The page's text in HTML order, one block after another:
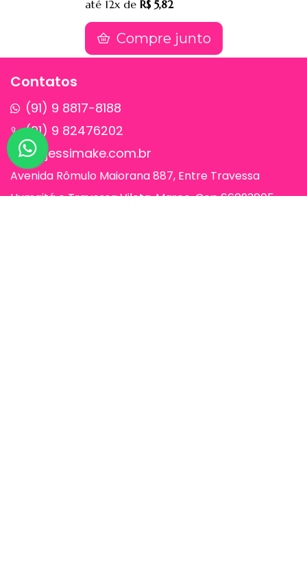
até 12x de R$ 5,82
Compre junto
Contatos
(91) 9 8817-8188
(91) 9 82476202
sac@jessimake.com.br
Avenida Rômulo Maiorana 887, Entre Travessa
Humaitá e Travessa Vileta, Marco, Cep 66093005,